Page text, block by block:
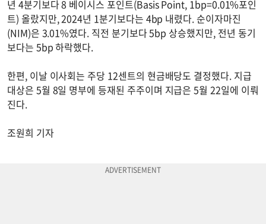
년 4분기보다 8 베이시스 포인트(Basis Point, 1bp=0.01%포인
트) 올랐지만, 2024년 1분기보다는 4bp 내렸다. 순이자마진
(NIM)은 3.01%였다. 직전 분기보다 5bp 상승했지만, 전년 동기
보다는 5bp 하락했다.
한편, 이날 이사회는 주당 12센트의 현금배당도 결정했다. 지급
대상은 5월 8일 명부에 등재된 주주이며 지급은 5월 22일에 이뤄
진다.
조원희 기자